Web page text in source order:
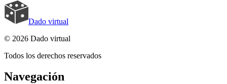
Dado virtual
© 2026 Dado virtual
Todos los derechos reservados
Navegación